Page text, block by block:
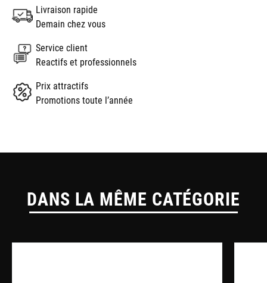
Livraison rapide
Demain chez vous
Service client
Reactifs et professionnels
Prix attractifs
Promotions toute l’année
DANS LA MÊME CATÉGORIE